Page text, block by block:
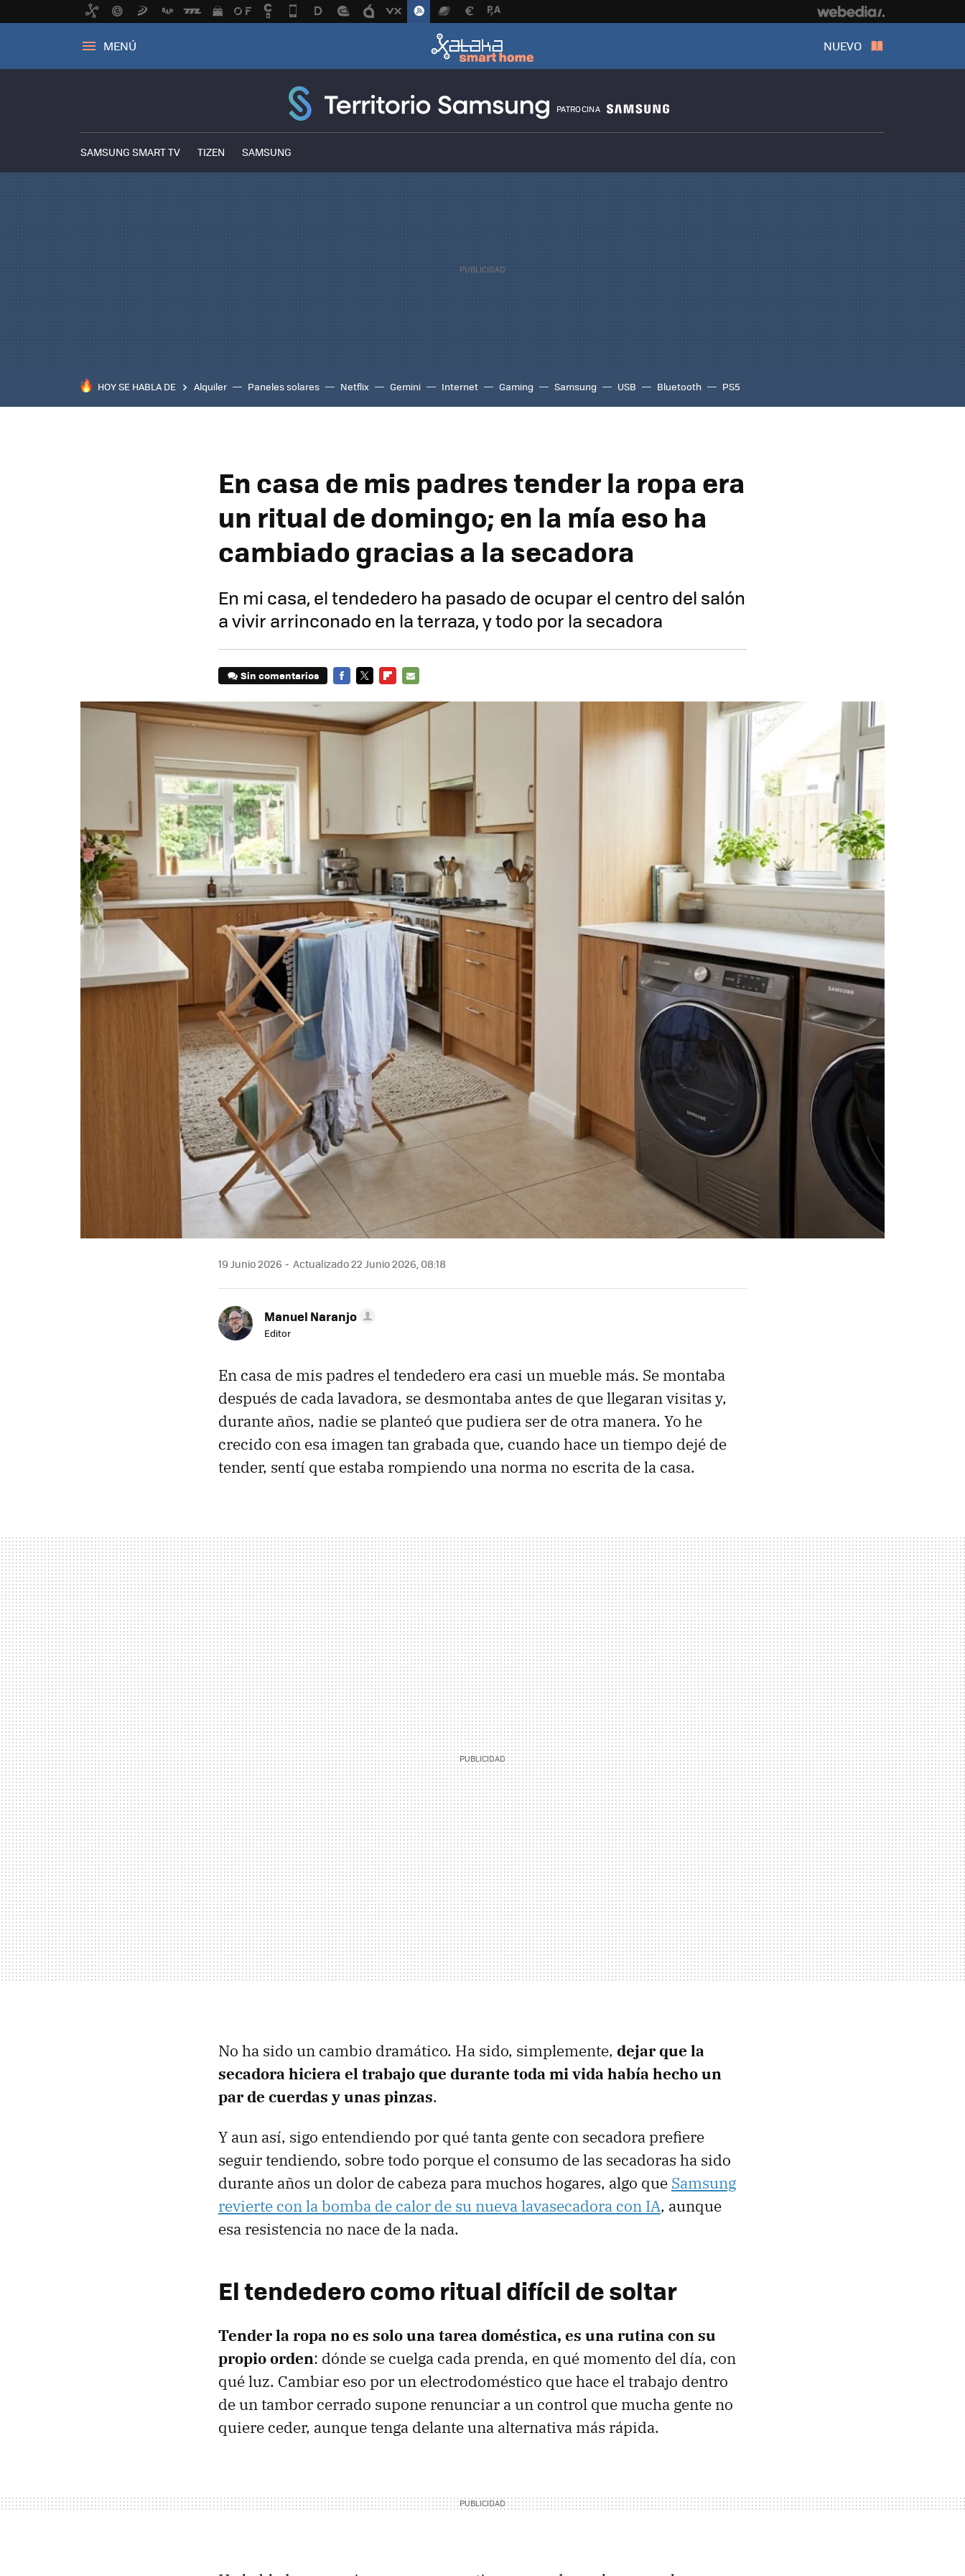
MENÚ NUEVO
PATROCINA
SAMSUNG SMART TV TIZEN SAMSUNG
HOY SE HABLA DE Alquiler Paneles solares Netflix Gemini Internet Gaming Samsung USB Bluetooth PS5
En casa de mis padres tender la ropa era
un ritual de domingo; en la mía eso ha
cambiado gracias a la secadora
En mi casa, el tendedero ha pasado de ocupar el centro del salón
a vivir arrinconado en la terraza, y todo por la secadora
Sin comentarios
MAIL
19 Junio 2026 Actualizado 22 Junio 2026, 08:18
Manuel Naranjo
Editor
En casa de mis padres el tendedero era casi un mueble más. Se montaba
después de cada lavadora, se desmontaba antes de que llegaran visitas y,
durante años, nadie se planteó que pudiera ser de otra manera. Yo he
crecido con esa imagen tan grabada que, cuando hace un tiempo dejé de
tender, sentí que estaba rompiendo una norma no escrita de la casa.
No ha sido un cambio dramático. Ha sido, simplemente, dejar que la
secadora hiciera el trabajo que durante toda mi vida había hecho un
par de cuerdas y unas pinzas.
Y aun así, sigo entendiendo por qué tanta gente con secadora prefiere
seguir tendiendo, sobre todo porque el consumo de las secadoras ha sido
durante años un dolor de cabeza para muchos hogares, algo que Samsung
revierte con la bomba de calor de su nueva lavasecadora con IA, aunque
esa resistencia no nace de la nada.
El tendedero como ritual difícil de soltar
Tender la ropa no es solo una tarea doméstica, es una rutina con su
propio orden: dónde se cuelga cada prenda, en qué momento del día, con
qué luz. Cambiar eso por un electrodoméstico que hace el trabajo dentro
de un tambor cerrado supone renunciar a un control que mucha gente no
quiere ceder, aunque tenga delante una alternativa más rápida.